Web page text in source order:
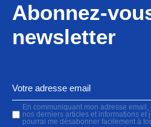
Abonnez-
newsletter
En communiquant mon adresse
nos derniers articles et informations et
pourrai me désabonner facilement à